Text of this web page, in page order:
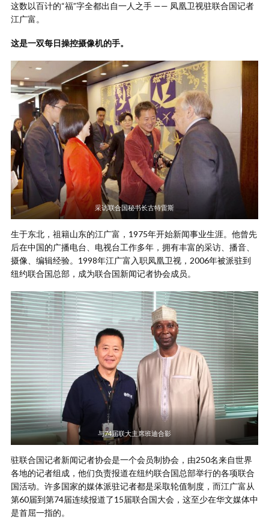
这数以百计的“福”字全都出自一人之手 —— 凤凰卫视驻联合国记者
江广富。
这是一双每日操控摄像机的手。
采访联合国秘书长古特雷斯
生于东北，祖籍山东的江广富，1975年开始新闻事业生涯。他曾先
后在中国的广播电台、电视台工作多年，拥有丰富的采访、播音、
摄像、编辑经验。1998年江广富入职凤凰卫视，2006年被派驻到
纽约联合国总部，成为联合国新闻记者协会成员。
与74届联大主席班迪合影
驻联合国记者新闻记者协会是一个会员制协会，由250名来自世界
各地的记者组成，他们负责报道在纽约联合国总部举行的各项联合
国活动。许多国家的媒体派驻记者都是采取轮值制度，而江广富从
第60届到第74届连续报道了15届联合国大会，这至少在华文媒体中
是首屈一指的。